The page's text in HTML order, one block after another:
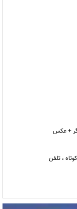
+ عکس
، تلفن